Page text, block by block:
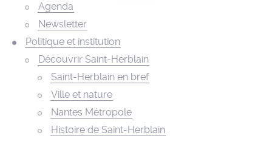
Agenda
Newsletter
Politique et institution
Découvrir Saint-Herblain
Saint-Herblain en bref
Ville et nature
Nantes Métropole
Histoire de Saint-Herblain